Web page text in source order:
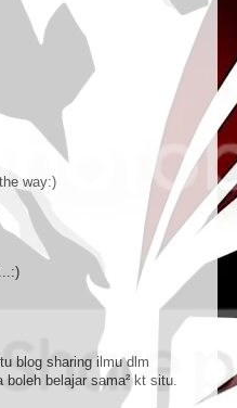
way:)
blog sharing ilmu dlm
belajar sama² kt situ.